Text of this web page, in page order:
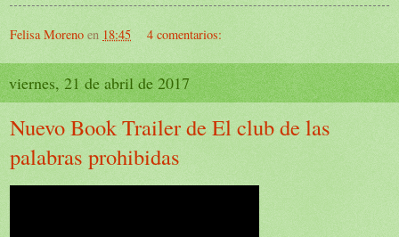
Felisa Moreno en 18:45 4 comentarios:
viernes, 21 de abril de 2017
Nuevo Book Trailer de El club de las
palabras prohibidas